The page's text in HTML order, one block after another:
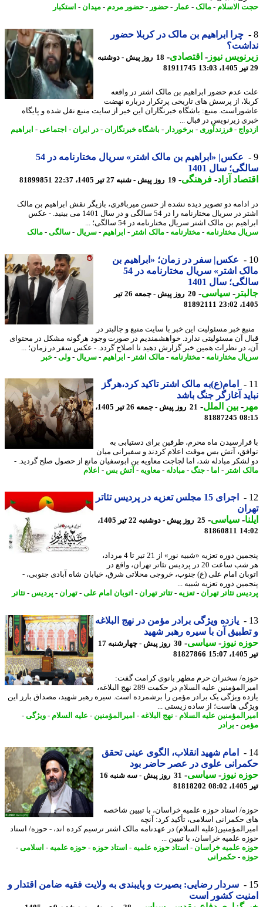
الاسلام-مالک-عمار-حضور-حضور مردم- میدان- استکبار
چرا ابراهیم بن مالک در کربلا حضور
نیوز-اقتصادی-
18 روز پیش - دوشنبه
81911745
عدم حضور ابراهیم بن مالک اشتر در واقعه
از پرسش های تاریخی پرتکرار درباره نهضت
منبع: باشگاه خبرنگاران این خبر از سایت منبع نقل شده و پایگاه
زیرنویس در قبال ...
-فرزندآوری - برخوردار-باشگاه خبرنگاران- در ایران - اجتماعی-ابراهیم
عکس| «ابراهیم بن مالک اشتر» سریال مختارنامه در 54
سال 1401
آزاد - فرهنگی-19 روز پیش - شنبه 27 تیر 1405، 22:37 81899851
دو تصویر دیده نشده از حسن میرباقری، بازیگر نقش ابراهیم بن مالک
اشتر در سریال مختارنامه را در 54 سالگی و در سال 1401 می بینید. - عکس
بن مالک اشتر سریال مختارنامه در 54 سالگی؛ ...
مختارنامه -مختارنامه -مالک اشتر -ابراهیم -سریال-سالگی-مالک
عکس| سفر در زمان؛ «ابراهیم بن
مالک اشتر» سریال مختارنامه در 54
سال 1401
-سیاسی-
20 روز پیش - جمعه 26 تیر
81892111
خبر مسئولیت این خبر با سایت منبع و جالبتر در
آن مسئولیتی ندارد. خواهشمندیم در صورت وجود هرگونه مشکل در محتوای
در نظرات همین خبر گزارش دهید تا اصلاح گردد. - عکس سفر در زمان؛ ...
مختارنامه -مختارنامه -مالک اشتر -ابراهیم -سریال-ولی -خبر
امام(ع)به مالک اشتر تاکید کرد،هرگز
آغازگر جنگ باشد
-بین الملل-
21 روز پیش - جمعه 26 تیر 1405،
81887245
ماه محرم، طرفین برای دستیابی به
آتش بس موقت اعلام کردند و سفیرانی میان
مبادله شد، اما لجاجت معاویه بن ابوسفیان مانع از حصول صلح گردید. -
اشتر -اما - جنگ -مبادله-معاویه-آتش بس -اعلام
اجرای 15 مجلس تعزیه در پردیس تئاتر
-سیاسی-
25 روز پیش - دوشنبه 22 تیر 1405،
81860811
پنجمین دوره تعزیه «شبیه نور» از 21 تیر تا 4 مرداد،
هر شب ساعت 20 در پردیس تئاتر تهران، واقع در
امام علی (ع) جنوب، خروجی محلاتی شرق، خیابان شاه آبادی جنوبی، -
دوره تعزیه شبیه ...
تئاتر تهران- تعزیه- تئاتر تهران- اتوبان امام علی -تهران- پردیس-تئاتر
یازده ویژگی برادر مؤمن در نهج البلاغه
آن با سیره رهبر شهید
نیوز-سیاسی-
30 روز پیش - چهارشنبه 17
81827866
سخنران حرم مطهر بانوی کرامت گفت:
امیرالمؤمنین علیه السلام در حکمت 289 نهج البلاغه،
ویژگی یک برادر مؤمن را برشمرده است. سیره رهبر شهید، مصداق بارز این
هاست؛ از ساده زیستی ...
علیه السلام-نهج البلاغه-امیرالمؤمنین-علیه السلام-ویژگی-
-برادر
امام شهید انقلاب، الگوی عینی تحقق
علوی در عصر حاضر بود
نیوز-سیاسی-
31 روز پیش - سه شنبه 16
81818202
استاد حوزه علمیه خراسان، با تبیین شاخصه
حکمرانی اسلامی، تأکید کرد: آنچه
السلام) در عهدنامه مالک اشتر ترسیم کرده اند، - حوزه/ استاد
علمیه خراسان، با تبیین ...
علمیه خراسان-استاد حوزه علمیه-استاد حوزه-حوزه علمیه-اسلامی-
-حکمرانی
سردار رضایی: بصیرت و پایبندی به ولایت فقیه ضامن اقتدار و
کشور است